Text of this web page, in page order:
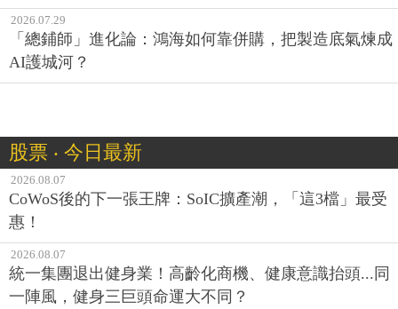
2026.07.29
「總鋪師」進化論：鴻海如何靠併購，把製造底氣煉成
AI護城河？
股票 ‧ 今日最新
2026.08.07
CoWoS後的下一張王牌：SoIC擴產潮，「這3檔」最受
惠！
2026.08.07
統一集團退出健身業！高齡化商機、健康意識抬頭...同
一陣風，健身三巨頭命運大不同？